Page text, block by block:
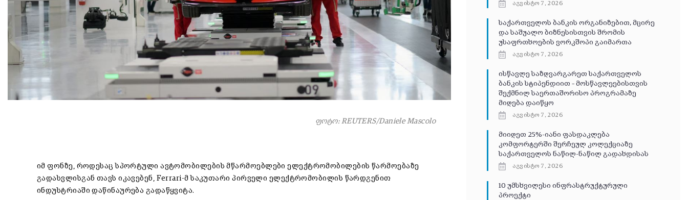
ფოტო: REUTERS/Daniele Mascolo
იმ ფონზე, როდესაც სპორტული ავტომობილების მწარმოებლები ელექტრომობილების წარმოებაზე
გადასვლისგან თავს იკავებენ, Ferrari-მ საკუთარი პირველი ელექტრომობილის წარდგენით
ინდუსტრიაში დაწინაურება გადაწყვიტა.
აგვისტო 7, 2026
საქართველოს ბანკის ორგანიზებით, მცირე
და საშუალო ბიზნესისთვის შრომის
უსაფრთხოების ვორკშოპი გაიმართა
აგვისტო 7, 2026
ისწავლე საზღვარგარეთ საქართველოს
ბანკის სტიპენდიით – მოსწავლეებისთვის
შექმნილ საერთაშორისო პროგრამაზე
მიღება დაიწყო
აგვისტო 7, 2026
მიიღეთ 25%-იანი ფასდაკლება
კომფორტერში შერჩეულ კოლექციაზე
საქართველოს ნაწილ-ნაწილ გადახდისას
აგვისტო 7, 2026
10 უმსხვილესი ინფრასტრუქტურული
პროექტი